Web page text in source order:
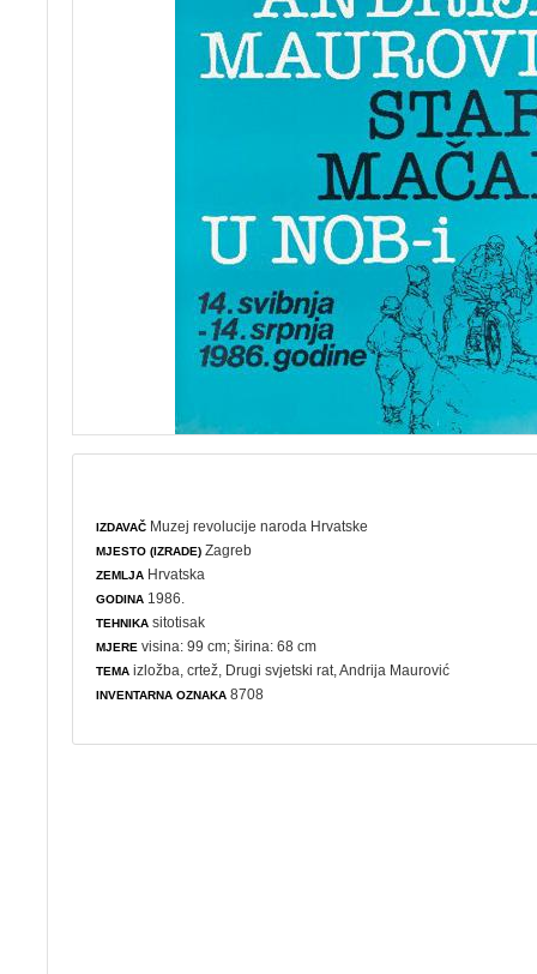
IZDAVAČ Muzej revolucije naroda Hrvatske
MJESTO (IZRADE) Zagreb
ZEMLJA Hrvatska
GODINA 1986.
TEHNIKA sitotisak
MJERE visina: 99 cm; širina: 68 cm
TEMA izložba ,crtež Drugi svjetski rat , Andrija Maurović
INVENTARNA OZNAKA 8708